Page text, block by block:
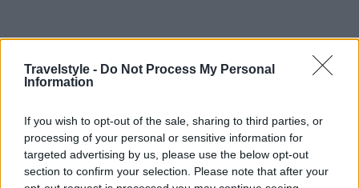
Travelstyle - Do Not Process My Personal
Information
If you wish to opt-out of the sale, sharing to third parties, or
processing of your personal or sensitive information for
targeted advertising by us, please use the below opt-out
section to confirm your selection. Please note that after your